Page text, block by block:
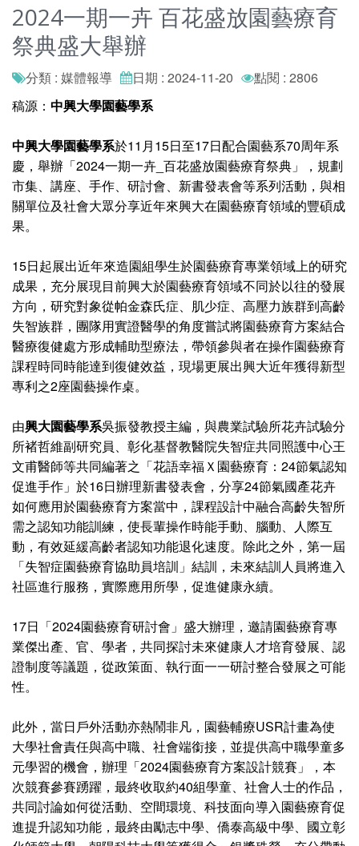
2024一期一卉 百花盛放園藝療育
祭典盛大舉辦
分類 : 媒體報導 日期 : 2024-11-20
點閱 : 2806
稿源： 中興大學園藝學系
中興大學園藝學系於11月15日至17日配合園藝系70周年系
慶，舉辦「2024一期一卉_百花盛放園藝療育祭典」，規劃
市集、講座、手作、研討會、新書發表會等系列活動，與相
關單位及社會大眾分享近年來興大在園藝療育領域的豐碩成
果。
15日起展出近年來造園組學生於園藝療育專業領域上的研究
成果，充分展現目前興大於園藝療育領域不同於以往的發展
方向，研究對象從帕金森氏症、肌少症、高壓力族群到高齡
失智族群，團隊用實證醫學的角度嘗試將園藝療育方案結合
醫療復健處方形成輔助型療法，帶領參與者在操作園藝療育
課程時同時能達到復健效益，現場更展出興大近年獲得新型
專利之2座園藝操作桌。
由興大園藝學系吳振發教授主編，與農業試驗所花卉試驗分
所褚哲維副研究員、彰化基督教醫院失智症共同照護中心王
文甫醫師等共同編著之「花語幸福Ｘ園藝療育：24節氣認知
促進手作」於16日辦理新書發表會，分享24節氣國產花卉
如何應用於園藝療育方案當中，課程設計中融合高齡失智所
需之認知功能訓練，使長輩操作時能手動、腦動、人際互
動，有效延緩高齡者認知功能退化速度。除此之外，第一屆
「失智症園藝療育協助員培訓」結訓，未來結訓人員將進入
社區進行服務，實際應用所學，促進健康永續。
17日「2024園藝療育研討會」盛大辦理，邀請園藝療育專
業傑出產、官、學者，共同探討未來健康人才培育發展、認
證制度等議題，從政策面、執行面一一研討整合發展之可能
性。
此外，當日戶外活動亦熱鬧非凡，園藝輔療USR計畫為使
大學社會責任與高中職、社會端銜接，並提供高中職學童多
元學習的機會，辦理「2024園藝療育方案設計競賽」，本
次競賽參賽踴躍，最終收取約40組學童、社會人士的作品，
共同討論如何從活動、空間環境、科技面向導入園藝療育促
進提升認知功能，最終由勵志中學、僑泰高級中學、國立彰